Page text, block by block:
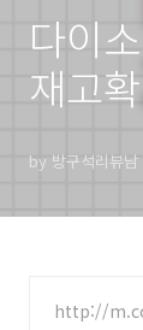
다이
재고
by 방구석리뷰남
http://